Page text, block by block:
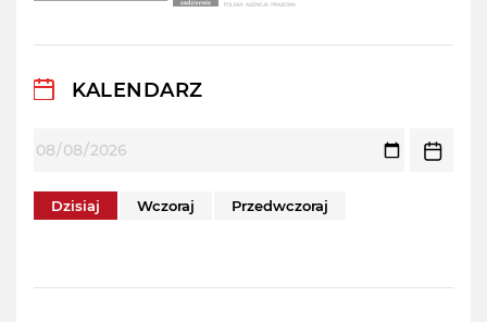
KALENDARZ
Dzisiaj Wczoraj Przedwczoraj